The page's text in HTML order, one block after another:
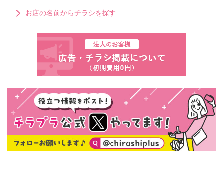
お店の名前からチラシを探す